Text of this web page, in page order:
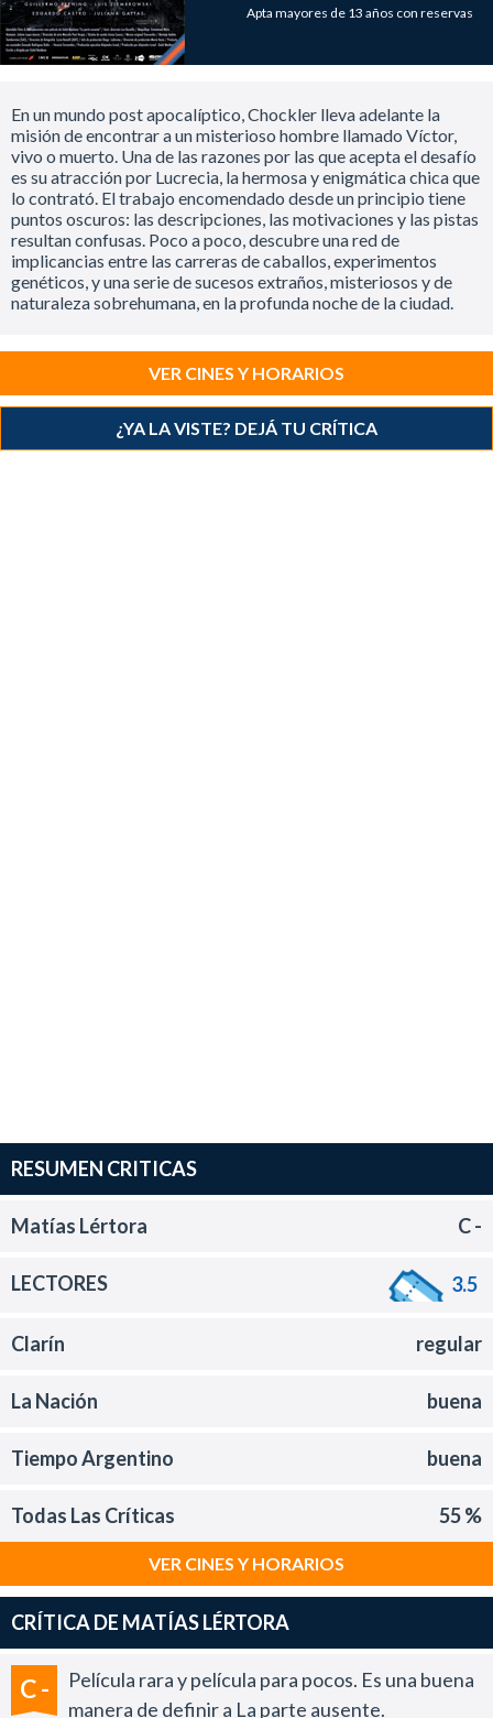
Apta mayores de 13 años con reservas
En un mundo post apocalíptico, Chockler lleva adelante la
misión de encontrar a un misterioso hombre llamado Víctor,
vivo o muerto. Una de las razones por las que acepta el desafío
es su atracción por Lucrecia, la hermosa y enigmática chica que
lo contrató. El trabajo encomendado desde un principio tiene
puntos oscuros: las descripciones, las motivaciones y las pistas
resultan confusas. Poco a poco, descubre una red de
implicancias entre las carreras de caballos, experimentos
genéticos, y una serie de sucesos extraños, misteriosos y de
naturaleza sobrehumana, en la profunda noche de la ciudad.
VER CINES Y HORARIOS
¿YA LA VISTE? DEJÁ TU CRÍTICA
RESUMEN CRITICAS
Matías Lértora C -
LECTORES 3.5
Clarín regular
La Nación buena
Tiempo Argentino buena
Todas Las Críticas 55 %
VER CINES Y HORARIOS
CRÍTICA DE MATÍAS LÉRTORA
C -
Película rara y película para pocos. Es una buena
manera de definir a La parte ausente.